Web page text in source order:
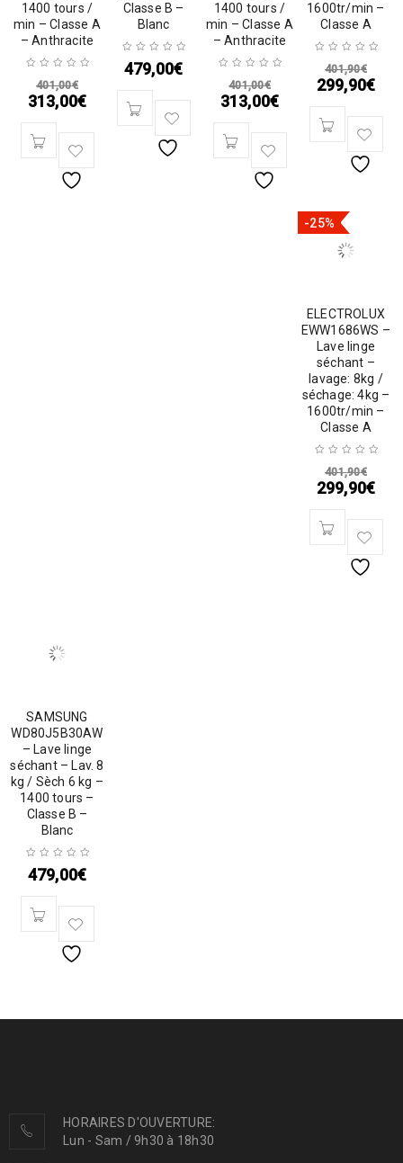
1400 tours /
min – Classe A
– Anthracite
401,00€
313,00€
Classe B –
Blanc
479,00€
1400 tours /
min – Classe A
– Anthracite
401,00€
313,00€
1600tr/min –
Classe A
401,90€
299,90€
-25%
ELECTROLUX
EWW1686WS –
Lave linge
séchant –
lavage: 8kg /
séchage: 4kg –
1600tr/min –
Classe A
401,90€
299,90€
SAMSUNG
WD80J5B30AW
– Lave linge
séchant – Lav. 8
kg / Sèch 6 kg –
1400 tours –
Classe B –
Blanc
479,00€
HORAIRES D'OUVERTURE:
Lun - Sam / 9h30 à 18h30